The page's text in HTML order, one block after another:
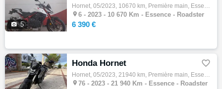
 5
Hornet, 05/2023, 10670 km, Première main, Essence, 750cm³, Couleur blanc, 6390 € Equipements : Options : Garantie constructeur jusqu'au 03/…
 6 - 2023 - 10 670 Km - Essence - Roadster
6 390 €
Honda Hornet 
Hornet, 05/2023, 21940 km, Première main, Essence, 750cm³, 5990 € Equipements : PREMIERE MAIN TRES PROPRE ! BIEN EQUIPEE - SAUTE VENT - PRO…
 76 - 2023 - 21 940 Km - Essence - Roadster